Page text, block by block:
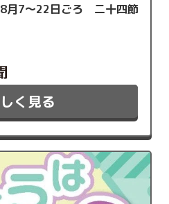
月7～22日ごろ 二十四節
く見る